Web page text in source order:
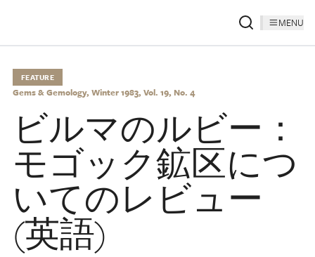
MENU
FEATURE
Gems & Gemology, Winter 1983, Vol. 19, No. 4
ビルマのルビー：
モゴック鉱区につ
いてのレビュー
(英語)